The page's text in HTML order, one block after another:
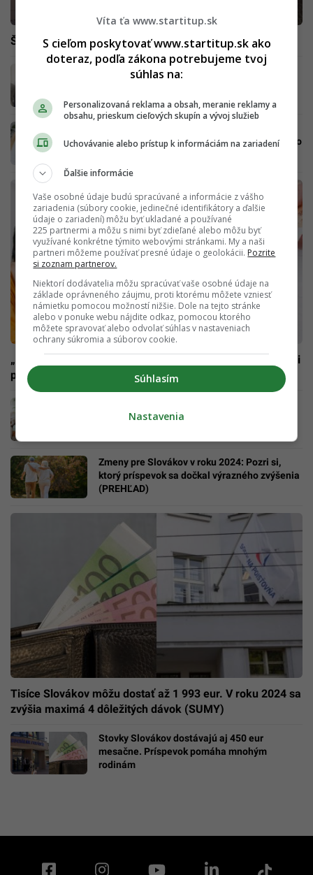
Štát vyplatí Slovákom vyššie dávky, poistenci si prilepšia
Sociálna poisťovňa dáva Slovákom 2
príspevok pre rodiny. Požiadaš oň jednoducho
„Peňažná búrka“ od Sociálnej poisťovne: Mnohí Slováci si
prilepšia o stovky eur
Stačí, ak vaša škola spraví jednu vec
Zmeny pre Slovákov v roku 2024: Pozri si,
ktorý príspevok sa dočkal výrazného zvýšenia
(PREHĽAD)
Tisíce Slovákov môžu dostať až 1 993 eur. V roku 2024 sa
zvýšia maximá 4 dôležitých dávok (SUMY)
Stovky Slovákov dostávajú aj 450 eur
mesačne. Príspevok pomáha mnohým
rodinám
Víta ťa www.startitup.sk
S cieľom poskytovať www.startitup.sk ako
doteraz, podľa zákona potrebujeme tvoj
súhlas na:
Personalizovaná reklama a obsah, meranie reklamy a
obsahu, prieskum cieľových skupín a vývoj služieb
Uchovávanie alebo prístup k informáciám na zariadení
Ďalšie informácie
Vaše osobné údaje budú spracúvané a informácie z vášho
zariadenia (súbory cookie, jedinečné identifikátory a ďalšie
údaje o zariadení) môžu byť ukladané a používané
225 partnermi a môžu s nimi byť zdieľané alebo môžu byť
využívané konkrétne týmito webovými stránkami. My a naši
partneri môžeme používať presné údaje o geolokácii. Pozrite
si zoznam partnerov.
Niektorí dodávatelia môžu spracúvať vaše osobné údaje na
základe oprávneného záujmu, proti ktorému môžete vzniesť
námietku pomocou možností nižšie. Dole na tejto stránke
alebo v ponuke webu nájdite odkaz, pomocou ktorého
môžete spravovať alebo odvolať súhlas v nastaveniach
ochrany súkromia a súborov cookie.
Súhlasím
Nastavenia